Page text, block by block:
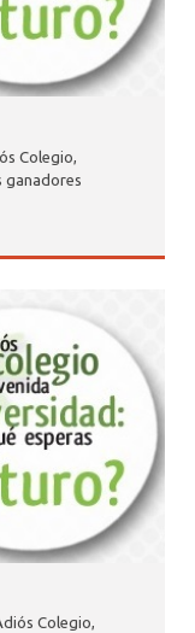
Colegio,
ganadores
Colegio,